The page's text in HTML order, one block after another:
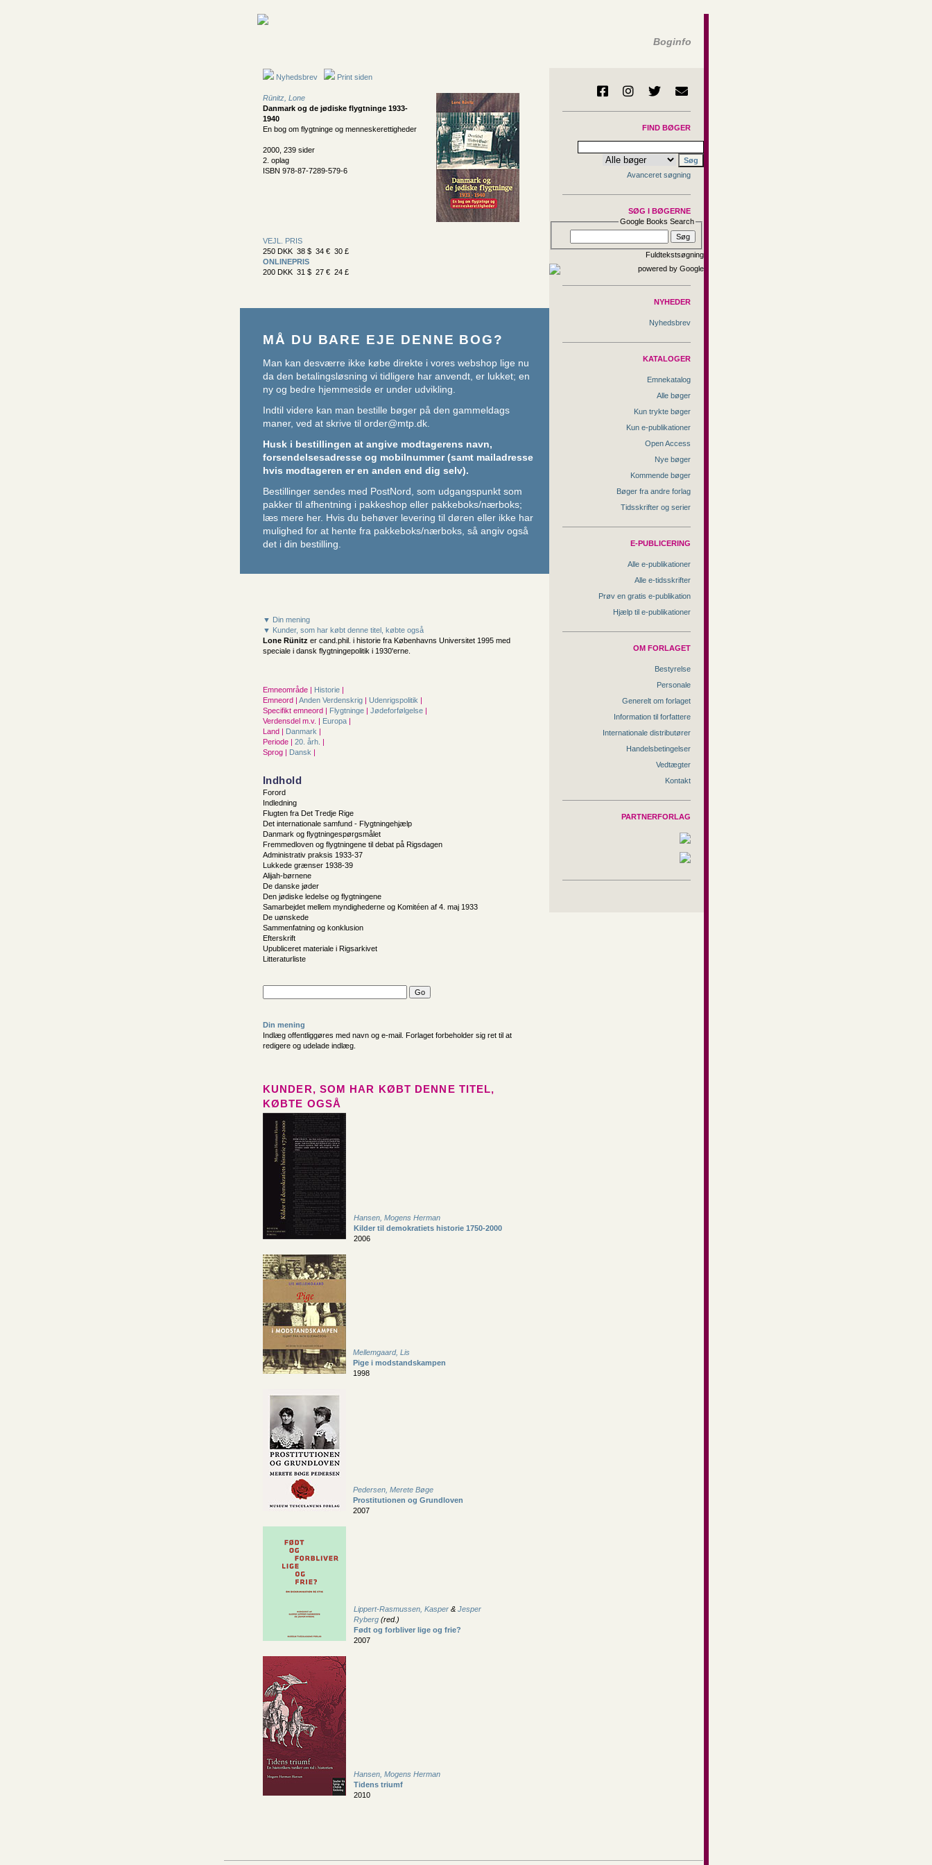
Boginfo
Nyhedsbrev Print siden
Rünitz, Lone
Danmark og de jødiske flygtninge 1933-
1940
En bog om flygtninge og menneskerettigheder
2000, 239 sider
2. oplag
ISBN 978-87-7289-579-6
VEJL. PRIS
250 DKK 38 $ 34 € 30 £
ONLINEPRIS
200 DKK 31 $ 27 € 24 £
MÅ DU BARE EJE DENNE BOG?
Man kan desværre ikke købe direkte i vores webshop lige nu
da den betalingsløsning vi tidligere har anvendt, er lukket; en
ny og bedre hjemmeside er under udvikling.
Indtil videre kan man bestille bøger på den gammeldags
maner, ved at skrive til order@mtp.dk.
Husk i bestillingen at angive modtagerens navn,
forsendelsesadresse og mobilnummer (samt mailadresse
hvis modtageren er en anden end dig selv).
Bestillinger sendes med PostNord, som udgangspunkt som
pakker til afhentning i pakkeshop eller pakkeboks/nærboks;
læs mere her. Hvis du behøver levering til døren eller ikke har
mulighed for at hente fra pakkeboks/nærboks, så angiv også
det i din bestilling.
▼ Din mening
▼ Kunder, som har købt denne titel, købte også
Lone Rünitz er cand.phil. i historie fra Københavns Universitet 1995 med
speciale i dansk flygtningepolitik i 1930'erne.
Emneområde | Historie |
Emneord | Anden Verdenskrig | Udenrigspolitik |
Specifikt emneord | Flygtninge | Jødeforfølgelse |
Verdensdel m.v. | Europa |
Land | Danmark |
Periode | 20. årh. |
Sprog | Dansk |
Indhold
Forord
Indledning
Flugten fra Det Tredje Rige
Det internationale samfund - Flygtningehjælp
Danmark og flygtningespørgsmålet
Fremmedloven og flygtningene til debat på Rigsdagen
Administrativ praksis 1933-37
Lukkede grænser 1938-39
Alijah-børnene
De danske jøder
Den jødiske ledelse og flygtningene
Samarbejdet mellem myndighederne og Komitéen af 4. maj 1933
De uønskede
Sammenfatning og konklusion
Efterskrift
Upubliceret materiale i Rigsarkivet
Litteraturliste
Din mening
Indlæg offentliggøres med navn og e-mail. Forlaget forbeholder sig ret til at
redigere og udelade indlæg.
KUNDER, SOM HAR KØBT DENNE TITEL,
KØBTE OGSÅ
Hansen, Mogens Herman
Kilder til demokratiets historie 1750-2000
2006
Mellemgaard, Lis
Pige i modstandskampen
1998
Pedersen, Merete Bøge
Prostitutionen og Grundloven
2007
Lippert-Rasmussen, Kasper & Jesper
Ryberg (red.)
Født og forbliver lige og frie?
2007
Hansen, Mogens Herman
Tidens triumf
2010
FIND BØGER
Avanceret søgning
SØG I BØGERNE
Google Books Search
Fuldtekstsøgning
NYHEDER
Nyhedsbrev
KATALOGER
Emnekatalog
Alle bøger
Kun trykte bøger
Kun e-publikationer
Open Access
Nye bøger
Kommende bøger
Bøger fra andre forlag
Tidsskrifter og serier
E-PUBLICERING
Alle e-publikationer
Alle e-tidsskrifter
Prøv en gratis e-publikation
Hjælp til e-publikationer
OM FORLAGET
Bestyrelse
Personale
Generelt om forlaget
Information til forfattere
Internationale distributører
Handelsbetingelser
Vedtægter
Kontakt
PARTNERFORLAG